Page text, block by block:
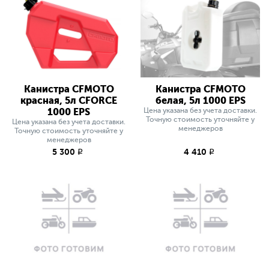
Канистра CFMOTO
красная, 5л СFORCE
1000 EPS
Цена указана без учета доставки.
Точную стоимость уточняйте у
менеджеров
5 300 q
Канистра CFMOTO
белая, 5л 1000 EPS
Цена указана без учета доставки.
Точную стоимость уточняйте у
менеджеров
4 410 q